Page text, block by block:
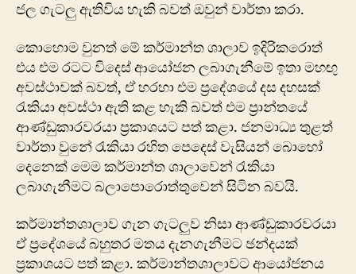
ජල ගැටලු ඇතිවිය හැකි බවත් ඔවුන් වාර්තා කරා.
කොහොම වුනත් මේ කර්මාන්ත ශාලාව ඉදිරිකරොත්
එය එම රටට විදෙස් ආයෝජන ලබාගැනීමේ ඉතා මහඟු
අවස්ථාවක් බවත්, ඒ හරහා එම ප්‍ර​දේශයේ දස දහසක්
රැකියා අවස්ථා ඇති කළ හැකි බවත් එම ප්‍රාන්තයේ
ආණ්ඩුකාරවරයා ප්‍රකාශයට පත් කළා. ජනමාධ්‍ය තුළත්
වාර්තා වුනේ රැකියා රහිත පෙදෙස් වැසියන් බොහෝ
දෙනෙක් මෙම කර්මාන්ත ශාලාවෙන් රැකියා
ලබාගැනීමට බලාපොරොත්තුවෙන් සිටින බවයි.
කර්මාන්තශාලාව ගැන ගැටලුව නිසා ආණ්ඩුකාරවරයා
ඒ ප්‍රදේශයේ බහුතර මතය දැනගැනීමට ඡන්දයක්
ප්‍රකාශයට පත් කළා. කර්මාන්තශාලාවට ආයෝජනය